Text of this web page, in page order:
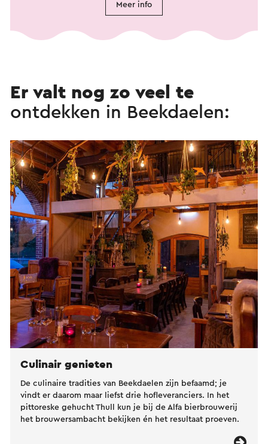
Meer info
Er valt nog zo veel te
ontdekken in Beekdaelen:
Culinair genieten
De culinaire tradities van Beekdaelen zijn befaamd; je
vindt er daarom maar liefst drie hofleveranciers. In het
pittoreske gehucht Thull kun je bij de Alfa bierbrouwerij
het brouwersambacht bekijken én het resultaat proeven.